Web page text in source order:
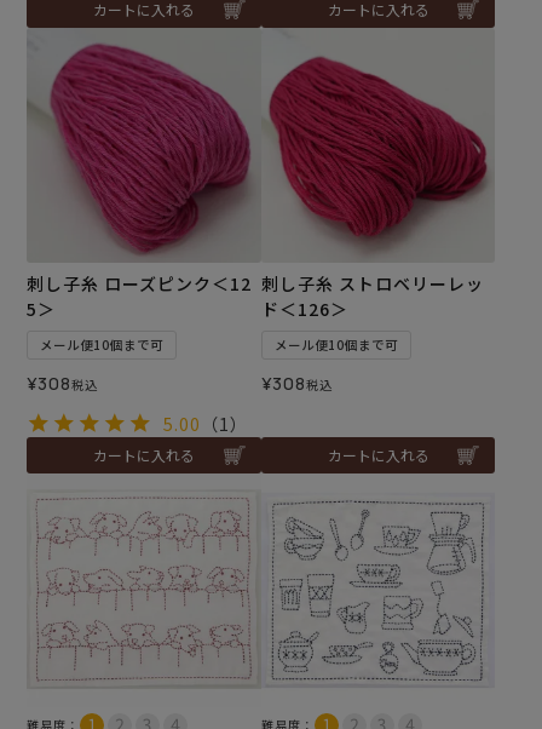
カートに入れる カートに入れる
刺し子糸 ローズピンク＜12
5＞
メール便10個まで可
¥308税込
5.00 （1）
カートに入れる
刺し子糸 ストロベリーレッ
ド＜126＞
メール便10個まで可
¥308税込
カートに入れる
難易度： 難易度：